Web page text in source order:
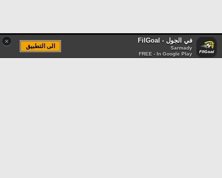
× في الجول - FilGoal
Sarmady
FREE - In Google Play
الى التطبيق